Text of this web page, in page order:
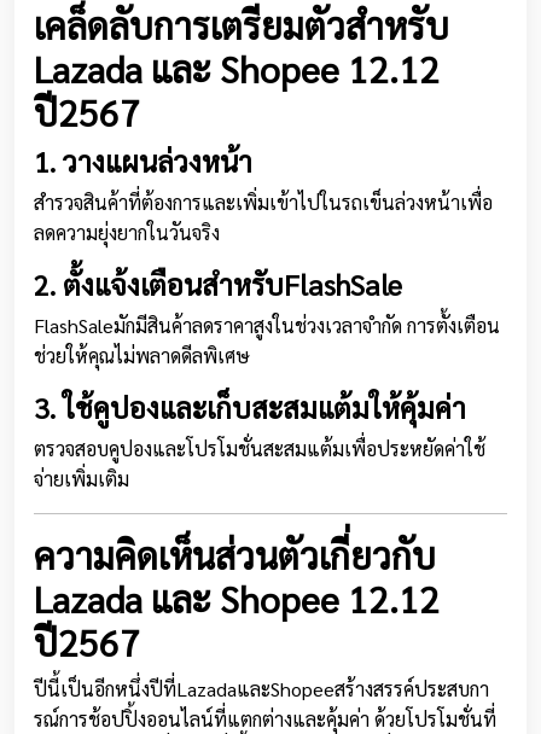
เคล็ดลับการเตรียมตัวสำหรับ
Lazada และ Shopee 12.12
ปี2567
1. วางแผนล่วงหน้า
สำรวจสินค้าที่ต้องการและเพิ่มเข้าไปในรถเข็นล่วงหน้าเพื่อ
ลดความยุ่งยากในวันจริง
2. ตั้งแจ้งเตือนสำหรับFlashSale
FlashSaleมักมีสินค้าลดราคาสูงในช่วงเวลาจำกัด การตั้งเตือน
ช่วยให้คุณไม่พลาดดีลพิเศษ
3. ใช้คูปองและเก็บสะสมแต้มให้คุ้มค่า
ตรวจสอบคูปองและโปรโมชั่นสะสมแต้มเพื่อประหยัดค่าใช้
จ่ายเพิ่มเติม
ความคิดเห็นส่วนตัวเกี่ยวกับ
Lazada และ Shopee 12.12
ปี2567
ปีนี้เป็นอีกหนึ่งปีที่LazadaและShopeeสร้างสรรค์ประสบกา
รณ์การช้อปปิ้งออนไลน์ที่แตกต่างและคุ้มค่า ด้วยโปรโมชั่นที่